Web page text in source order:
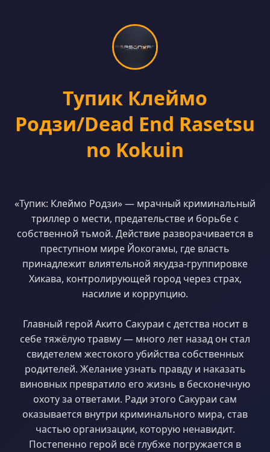
Тупик Клеймо
Родзи/Dead End Rasetsu
no Kokuin
«Тупик: Клеймо Родзи» — мрачный криминальный
триллер о мести, предательстве и борьбе с
собственной тьмой. Действие разворачивается в
преступном мире Йокогамы, где власть
принадлежит влиятельной якудза-группировке
Хикава, контролирующей город через страх,
насилие и коррупцию.
Главный герой Акито Сакураи с детства носит в
себе тяжёлую травму — много лет назад он стал
свидетелем жестокого убийства собственных
родителей. Желание узнать правду и наказать
виновных превратило его жизнь в бесконечную
охоту за ответами. Ради этого Сакураи сам
оказывается внутри криминального мира, став
частью организации, которую ненавидит.
Постепенно герой всё глубже погружается в